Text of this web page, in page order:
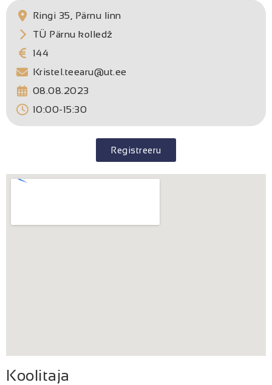
Ringi 35, Pärnu linn
TÜ Pärnu kolledž
144
Kristel.teearu@ut.ee
08.08.2023
10:00-15:30
Registreeru
Koolitaja